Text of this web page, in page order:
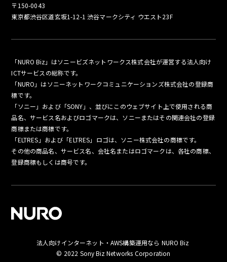
お問い合わせ
〒150-0043
東京都渋谷区道玄坂1-12-1 渋谷マークシティ ウエスト23F
「NURO Biz」はソニービズネットワークス株式会社が運営する法人向け
ICTサービスの総称です。
「NURO」はソニーネットワークコミュニケーションズ株式会社の登録商
標です。
「ソニー」および「SONY」、並びにこのウェブサイト上で使用される商
品名、サービス名およびロゴマークは、ソニーまたはその関連会社の登録
商標または商標です。
「ELTRES」および「ELTRES」ロゴは、ソニー株式会社の商標です。
その他の商品名、サービス名、会社名またはロゴマークは、各社の商標、
登録商標もしくは商号です。
法人向けインターネット・AWS構築運用なら NURO Biz
© 2022 Sony Biz Networks Corporation